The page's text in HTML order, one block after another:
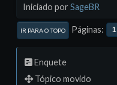
Iniciado por SageBR
IR PARA O TOPO Páginas 1
Enquete
Tópico movido